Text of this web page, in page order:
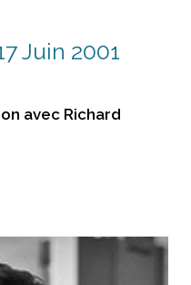
Juin 2001
avec Richard